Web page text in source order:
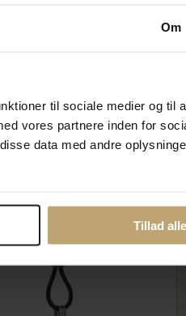
Om
til sociale medier og til
vores partnere inden for
data med andre
Tillad alle